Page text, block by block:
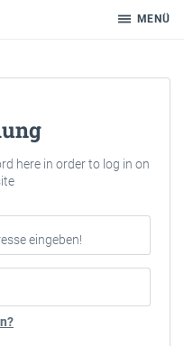
MENÜ
here in order to log in on